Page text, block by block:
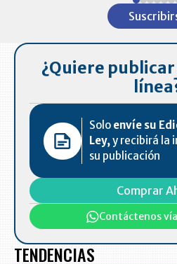
¿Quiere
Solo envíe su
Ley,y recibirá la
su publicación
Comprar
Contáctenos
TENDENCIAS